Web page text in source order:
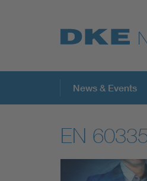
Top-
VDE
Digital
News & Events
EN